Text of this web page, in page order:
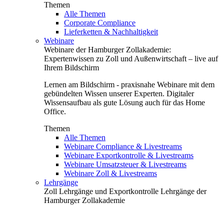
Themen
Alle Themen
Corporate Compliance
Lieferketten & Nachhaltigkeit
Webinare
Webinare der Hamburger Zollakademie:
Expertenwissen zu Zoll und Außenwirtschaft – live auf
Ihrem Bildschirm
Lernen am Bildschirm - praxisnahe Webinare mit dem
gebündelten Wissen unserer Experten. Digitaler
Wissensaufbau als gute Lösung auch für das Home
Office.
Themen
Alle Themen
Webinare Compliance & Livestreams
Webinare Exportkontrolle & Livestreams
Webinare Umsatzsteuer & Livestreams
Webinare Zoll & Livestreams
Lehrgänge
Zoll Lehrgänge und Exportkontrolle Lehrgänge der
Hamburger Zollakademie